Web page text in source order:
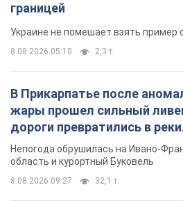
границей
Украине не помешает взять пример
8.08.2026 05:10 2,3 т.
В Прикарпатье после
жары прошел сильный
дороги превратились в
Непогода обрушилась на Ивано-
область и курортный Буковель
8.08.2026 09:27 32,1 т.